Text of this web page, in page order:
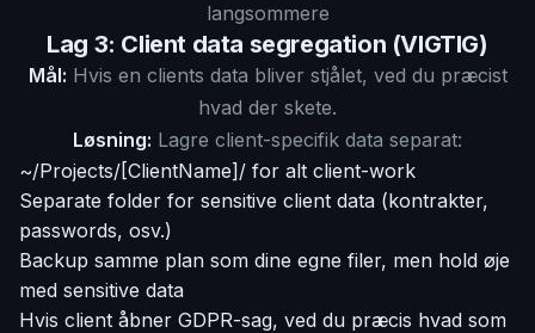
langsommere
Lag 3: Client data segregation (VIGTIG)
Mål: Hvis en clients data bliver stjålet, ved du præcist
hvad der skete.
Løsning: Lagre client-specifik data separat:
~/Projects/[ClientName]/ for alt client-work
Separate folder for sensitive client data (kontrakter,
passwords, osv.)
Backup samme plan som dine egne filer, men hold øje
med sensitive data
Hvis client åbner GDPR-sag, ved du præcis hvad som